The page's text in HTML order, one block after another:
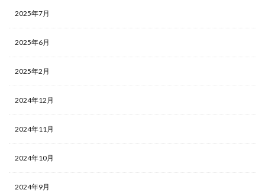
2025年7月
2025年6月
2025年2月
2024年12月
2024年11月
2024年10月
2024年9月